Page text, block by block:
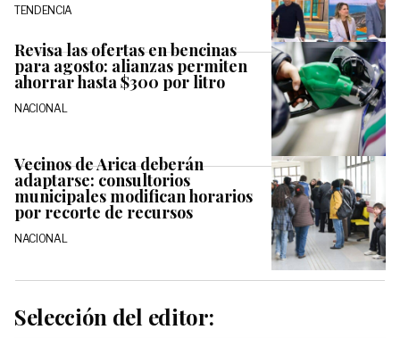
TENDENCIA
Revisa las ofertas en bencinas
para agosto: alianzas permiten
ahorrar hasta $300 por litro
NACIONAL
Vecinos de Arica deberán
adaptarse: consultorios
municipales modifican horarios
por recorte de recursos
NACIONAL
Selección del editor: